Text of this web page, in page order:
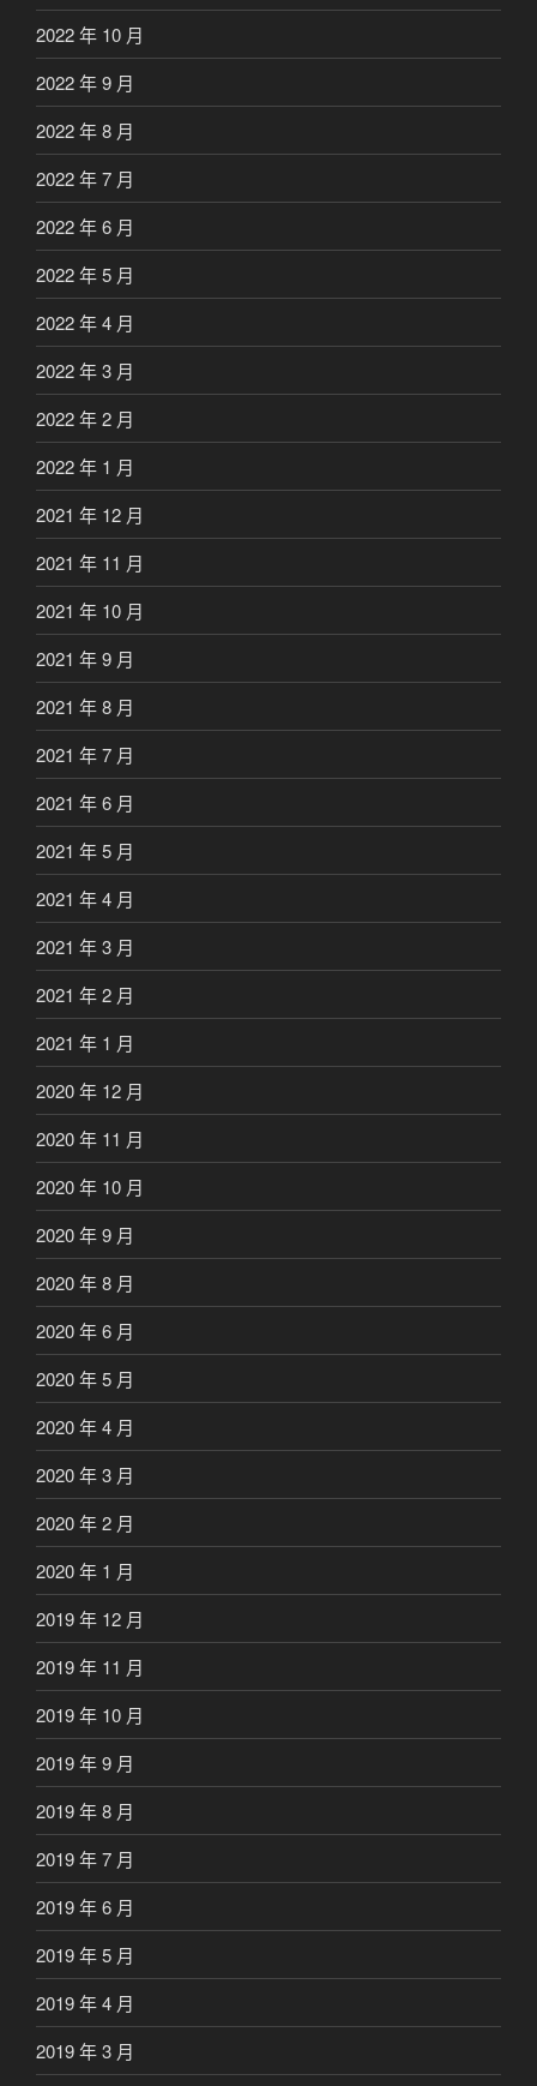
2022 年 10 月
2022 年 9 月
2022 年 8 月
2022 年 7 月
2022 年 6 月
2022 年 5 月
2022 年 4 月
2022 年 3 月
2022 年 2 月
2022 年 1 月
2021 年 12 月
2021 年 11 月
2021 年 10 月
2021 年 9 月
2021 年 8 月
2021 年 7 月
2021 年 6 月
2021 年 5 月
2021 年 4 月
2021 年 3 月
2021 年 2 月
2021 年 1 月
2020 年 12 月
2020 年 11 月
2020 年 10 月
2020 年 9 月
2020 年 8 月
2020 年 6 月
2020 年 5 月
2020 年 4 月
2020 年 3 月
2020 年 2 月
2020 年 1 月
2019 年 12 月
2019 年 11 月
2019 年 10 月
2019 年 9 月
2019 年 8 月
2019 年 7 月
2019 年 6 月
2019 年 5 月
2019 年 4 月
2019 年 3 月